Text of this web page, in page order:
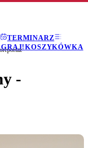
TERMINARZ
GRAJ!KOSZYKÓWKA
-